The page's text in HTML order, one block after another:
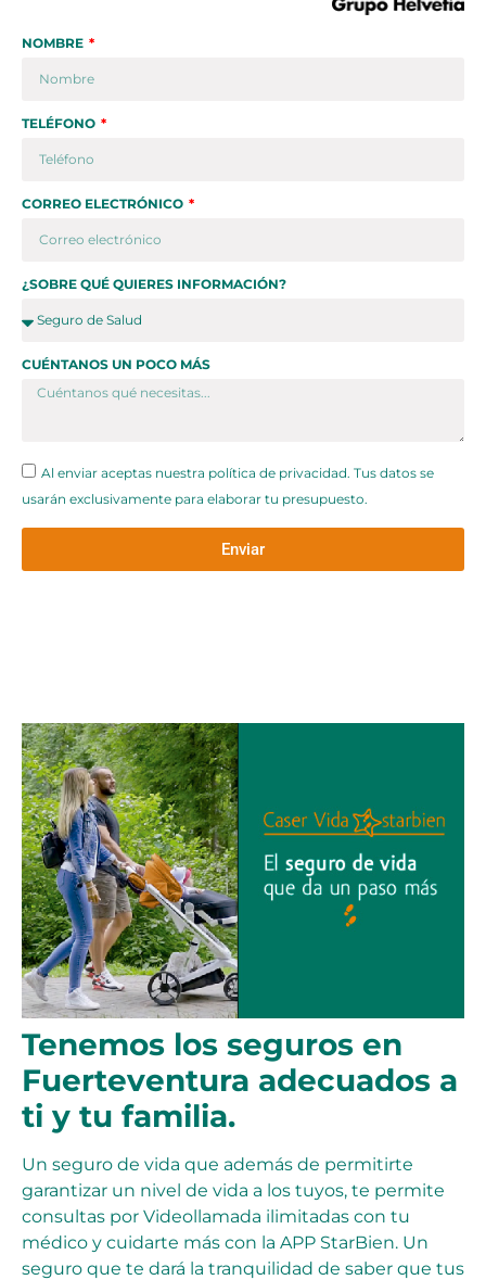
NOMBRE
TELÉFONO
CORREO ELECTRÓNICO
¿SOBRE QUÉ QUIERES INFORMACIÓN?
CUÉNTANOS UN POCO MÁS
Al enviar aceptas nuestra política de privacidad. Tus datos se
usarán exclusivamente para elaborar tu presupuesto.
Enviar
Tenemos los seguros en
Fuerteventura adecuados a
ti y tu familia.
Un seguro de vida que además de permitirte
garantizar un nivel de vida a los tuyos, te permite
consultas por Videollamada ilimitadas con tu
médico y cuidarte más con la APP StarBien. Un
seguro que te dará la tranquilidad de saber que tus